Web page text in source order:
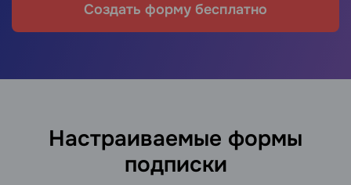
Создать форму бесплатно
Настраиваемые формы
подписки